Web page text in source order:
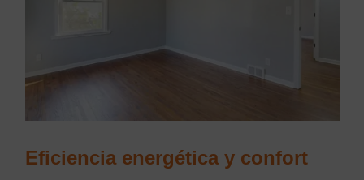
Eficiencia energética y confort